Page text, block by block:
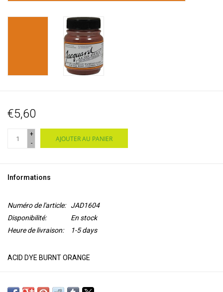
€5,60
+
-
AJOUTER AU PANIER
Informations
Numéro de l'article:
JAD1604
Disponibilité:
En stock
Heure de livraison:
1-5 days
ACID DYE BURNT ORANGE
fibres animales, telles que la laine, le cachemire, l'alpaga, les